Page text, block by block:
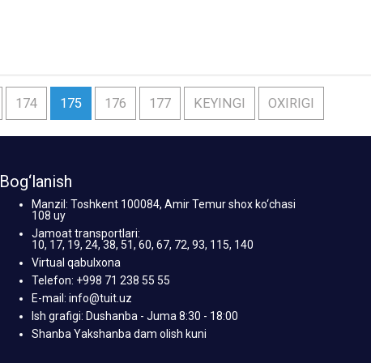
174 175 176 177 KEYINGI OXIRIGI
Bog‘lanish
Manzil: Toshkent 100084, Amir Temur shox ko‘chasi
108 uy
Jamoat transportlari:
10, 17, 19, 24, 38, 51, 60, 67, 72, 93, 115, 140
Virtual qabulxona
Telefon: +998 71 238 55 55
E-mail: info@tuit.uz
Ish grafigi: Dushanba - Juma 8:30 - 18:00
Shanba Yakshanba dam olish kuni